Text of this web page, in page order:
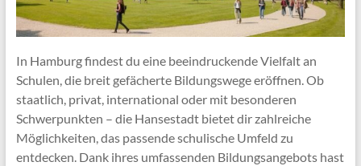
In Hamburg findest du eine beeindruckende Vielfalt an
Schulen, die breit gefächerte Bildungswege eröffnen. Ob
staatlich, privat, international oder mit besonderen
Schwerpunkten – die Hansestadt bietet dir zahlreiche
Möglichkeiten, das passende schulische Umfeld zu
entdecken. Dank ihres umfassenden Bildungsangebots hast